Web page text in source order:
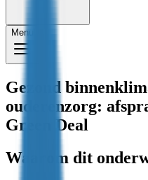
Menu
Gezond
ouderenzorg:
Green Deal
Waarom dit